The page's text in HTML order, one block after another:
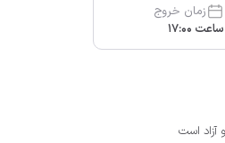
زمان خروج
ساعت 17:00
آزاد است